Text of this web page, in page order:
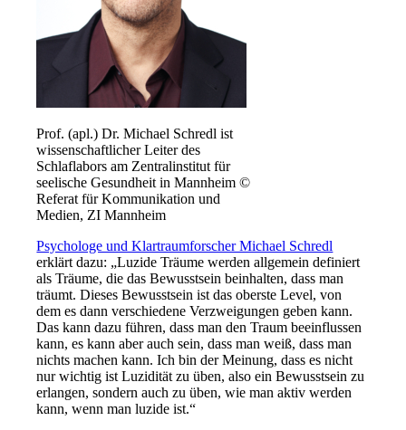
Prof. (apl.) Dr. Michael Schredl ist
wissenschaftlicher Leiter des
Schlaflabors am Zentralinstitut für
seelische Gesundheit in Mannheim ©
Referat für Kommunikation und
Medien, ZI Mannheim
Psychologe und Klartraumforscher Michael Schredl
erklärt dazu: „Luzide Träume werden allgemein definiert
als Träume, die das Bewusstsein beinhalten, dass man
träumt. Dieses Bewusstsein ist das oberste Level, von
dem es dann verschiedene Verzweigungen geben kann.
Das kann dazu führen, dass man den Traum beeinflussen
kann, es kann aber auch sein, dass man weiß, dass man
nichts machen kann. Ich bin der Meinung, dass es nicht
nur wichtig ist Luzidität zu üben, also ein Bewusstsein zu
erlangen, sondern auch zu üben, wie man aktiv werden
kann, wenn man luzide ist.“